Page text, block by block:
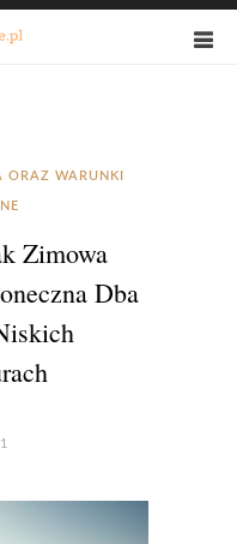
ORAZ WARUNKI
Zimowa
Dba